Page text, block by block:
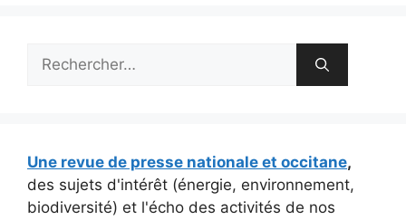
Rechercher :
Une revue de presse nationale et occitane,
des sujets d'intérêt (énergie, environnement,
biodiversité) et l'écho des activités de nos